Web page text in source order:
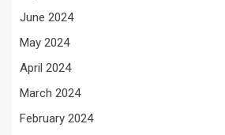
June 2024
May 2024
April 2024
March 2024
February 2024